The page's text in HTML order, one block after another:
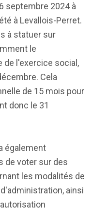
septembre 2024 à
à Levallois-Perret.
à statuer sur
le
de l'exercice social,
Cela
de 15 mois pour
donc le 31
également
de voter sur des
les modalités de
ainsi